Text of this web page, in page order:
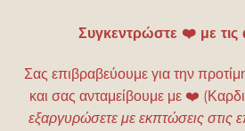
Συγκεντρώστε ❤️ με τις
Σας επιβραβεύουμε για την
και σας ανταμείβουμε με ❤️
εξαργυρώσετε με εκπτώσεις στις